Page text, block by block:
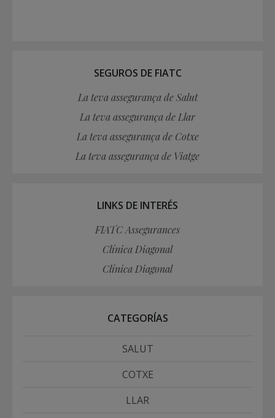
SEGUROS DE FIATC
La teva assegurança de Salut
La teva assegurança de Llar
La teva assegurança de Cotxe
La teva assegurança de Viatge
LINKS DE INTERÉS
FIATC Assegurances
Clínica Diagonal
Clínica Diagonal
CATEGORÍAS
SALUT
COTXE
LLAR